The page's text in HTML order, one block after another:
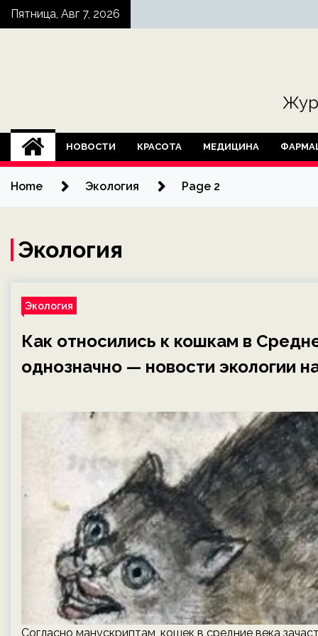
SkipПятница, Авг 7, 2026
НОВОСТИ КРАСОТА МЕДИЦИНА
Home Экология Page 2
Экология
Экология
Как относились к кошкам в
однозначно — новости экологии
Согласно манускриптам, кошек в средние века